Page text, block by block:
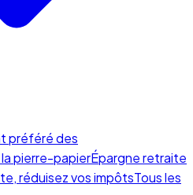
préféré des
pierre-papierÉpargne retraite
réduisez vos impôtsTous les